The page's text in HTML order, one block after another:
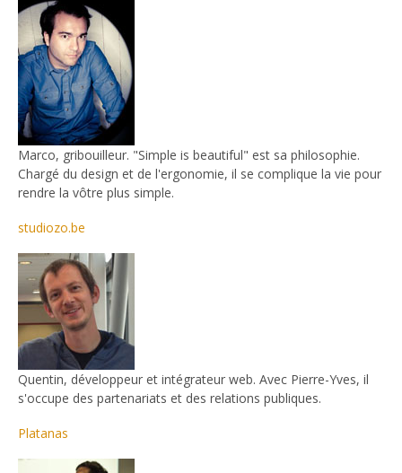
Marco, gribouilleur. "Simple is beautiful" est sa philosophie.
Chargé du design et de l'ergonomie, il se complique la vie pour
rendre la vôtre plus simple.
studiozo.be
Quentin, développeur et intégrateur web. Avec Pierre-Yves, il
s'occupe des partenariats et des relations publiques.
Platanas